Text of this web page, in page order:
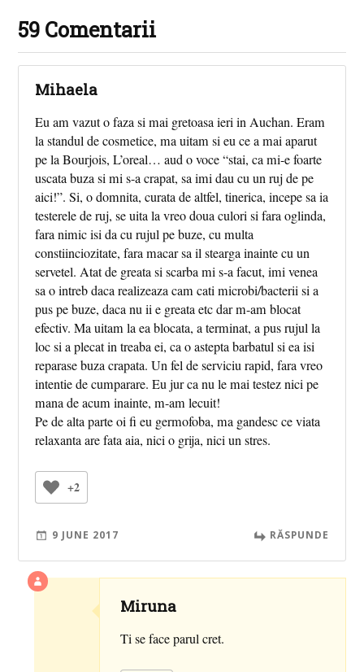
59 Comentarii
Mihaela
Eu am vazut o faza si mai gretoasa ieri in Auchan. Eram
la standul de cosmetice, ma uitam si eu ce a mai aparut
pe la Bourjois, L’oreal… aud o voce “stai, ca mi-e foarte
uscata buza si mi s-a crapat, sa imi dau cu un ruj de pe
aici!”. Si, o domnita, curata de altfel, tinerica, incepe sa ia
testerele de ruj, se uita la vreo doua culori si fara oglinda,
fara nimic isi da cu rujul pe buze, cu multa
constiinciozitate, fara macar sa il stearga inainte cu un
servetel. Atat de greata si scarba mi s-a facut, imi venea
sa o intreb daca realizeaza cam cati microbi/bacterii si a
pus pe buze, daca nu ii e greata etc dar m-am blocat
efectiv. Ma uitam la ea blocata, a terminat, a pus rujul la
loc si a plecat in treaba ei, ca o astepta barbatul si ea isi
reparase buza crapata. Un fel de serviciu rapid, fara vreo
intentie de cumparare. Eu jur ca nu le mai testez nici pe
mana de acum inainte, m-am lecuit!
Pe de alta parte oi fi eu germofoba, ma gandesc ce viata
relaxanta are fata aia, nici o grija, nici un stres.
+2
9 JUNE 2017 RĂSPUNDE
Miruna
Ti se face parul cret.